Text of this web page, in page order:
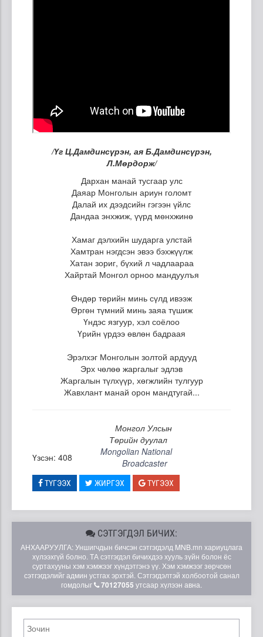
/Үг Ц.Дамдинсүрэн, ая Б.Дамдинсүрэн,
Л.Мөрдорж/
Дархан манай тусгаар улс
Даяар Монголын ариун голомт
Далай их дээдсийн гэгээн үйлс
Дандаа энхжиж, үүрд мөнхжинө
Хамаг дэлхийн шударга улстай
Хамтран нэгдсэн эвээ бэхжүүлж
Хатан зориг, бүхий л чадлаараа
Хайртай Монгол орноо мандуулъя
Өндөр төрийн минь сүлд ивээж
Өргөн түмний минь заяа түшиж
Үндэс язгуур, хэл соёлоо
Үрийн үрдээ өвлөн бадраая
Эрэлхэг Монголын золтой ардууд
Эрх чөлөө жаргалыг эдлэв
Жаргалын түлхүүр, хөгжлийн тулгуур
Жавхлант манай орон мандтугай...
Монгол Улсын
Төрийн дуулал
Үзсэн: 408
Mongolian National
Broadcaster
ТҮГЭЭХ ЖИРГЭХ ТҮГЭЭХ
СЭТГЭГДЭЛ БИЧИХ:
АНХААРУУЛГА: Уншигчдын бичсэн сэтгэгдэлд MNB.mn хариуцлага
хүлээхгүй болно. ТА сэтгэгдэл бичихдээ хууль зүйн болон ёс
суртахууны хэм хэмжээг хүндэтгэнэ үү. Хэм хэмжээг зөрчсөн
сэтгэгдэлийг админ устгах эрхтэй. Сэтгэгдэлтэй холбоотой санал
гомдолыг
70127055 утсаар хүлээн авна.